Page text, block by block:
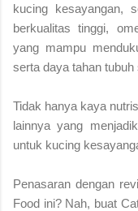
kucing kesayangan,
berkualitas tinggi,
yang mampu
serta daya tahan
Tidak hanya kaya
lainnya yang
untuk kucing
Penasaran dengan
Food ini? Nah, buat